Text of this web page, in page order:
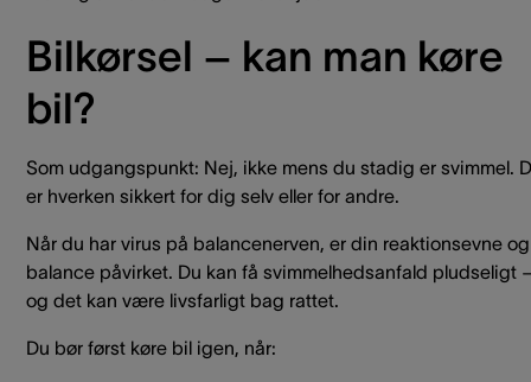
Bilkørsel – kan man køre
bil?
Som udgangspunkt: Nej, ikke mens du stadig er svimmel.
er hverken sikkert for dig selv eller for andre.
Når du har virus på balancenerven, er din reaktionsevne og
balance påvirket. Du kan få svimmelhedsanfald pludseligt
og det kan være livsfarligt bag rattet.
Du bør først køre bil igen, når: